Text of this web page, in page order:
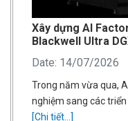
Xây dựng AI
Blackwell Ultra
Date: 14/07/2026
Trong năm vừa qua,
nghiệm sang các triển
[Chi tiết...]